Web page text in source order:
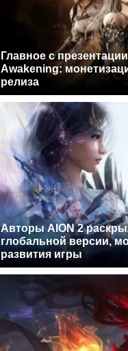
Главное с
Awakening:
релиза
Авторы AION 2
глобальной версии,
развития игры